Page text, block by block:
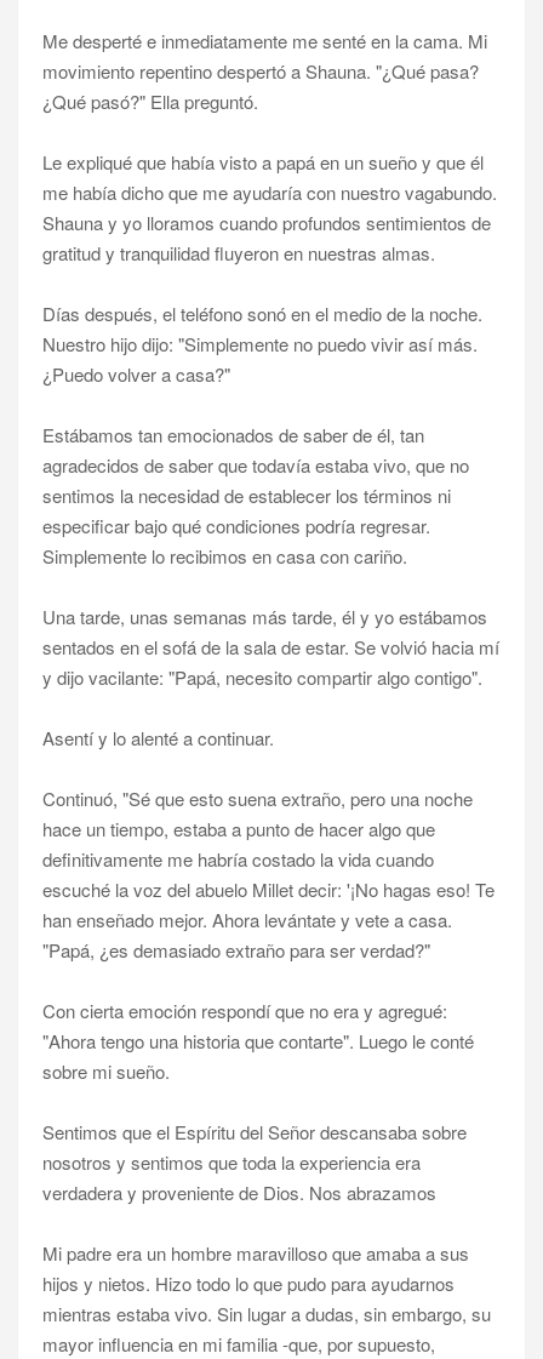
Me desperté e inmediatamente me senté en la cama. Mi
movimiento repentino despertó a Shauna. "¿Qué pasa?
¿Qué pasó?" Ella preguntó.
Le expliqué que había visto a papá en un sueño y que él
me había dicho que me ayudaría con nuestro vagabundo.
Shauna y yo lloramos cuando profundos sentimientos de
gratitud y tranquilidad fluyeron en nuestras almas.
Días después, el teléfono sonó en el medio de la noche.
Nuestro hijo dijo: "Simplemente no puedo vivir así más.
¿Puedo volver a casa?"
Estábamos tan emocionados de saber de él, tan
agradecidos de saber que todavía estaba vivo, que no
sentimos la necesidad de establecer los términos ni
especificar bajo qué condiciones podría regresar.
Simplemente lo recibimos en casa con cariño.
Una tarde, unas semanas más tarde, él y yo estábamos
sentados en el sofá de la sala de estar. Se volvió hacia mí
y dijo vacilante: "Papá, necesito compartir algo contigo".
Asentí y lo alenté a continuar.
Continuó, "Sé que esto suena extraño, pero una noche
hace un tiempo, estaba a punto de hacer algo que
definitivamente me habría costado la vida cuando
escuché la voz del abuelo Millet decir: '¡No hagas eso! Te
han enseñado mejor. Ahora levántate y vete a casa.
"Papá, ¿es demasiado extraño para ser verdad?"
Con cierta emoción respondí que no era y agregué:
"Ahora tengo una historia que contarte". Luego le conté
sobre mi sueño.
Sentimos que el Espíritu del Señor descansaba sobre
nosotros y sentimos que toda la experiencia era
verdadera y proveniente de Dios. Nos abrazamos
Mi padre era un hombre maravilloso que amaba a sus
hijos y nietos. Hizo todo lo que pudo para ayudarnos
mientras estaba vivo. Sin lugar a dudas, sin embargo, su
mayor influencia en mi familia -que, por supuesto,